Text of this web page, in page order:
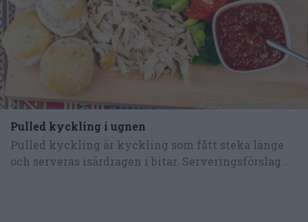
Pulled kyckling i ugnen
Pulled kyckling är kyckling som fått steka länge
och serveras isärdragen i bitar. Serveringsförslag...